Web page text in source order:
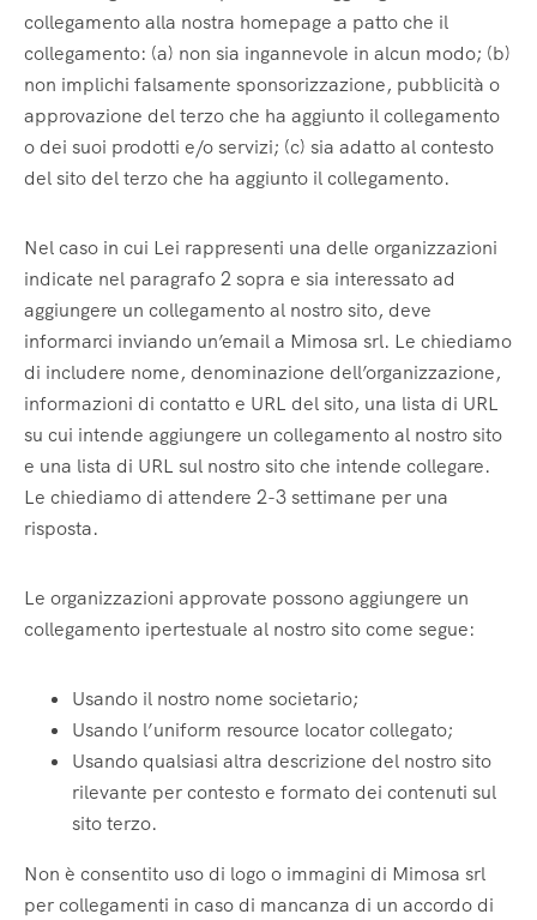
collegamento alla nostra homepage a patto che il
collegamento: (a) non sia ingannevole in alcun modo; (b)
non implichi falsamente sponsorizzazione, pubblicità o
approvazione del terzo che ha aggiunto il collegamento
o dei suoi prodotti e/o servizi; (c) sia adatto al contesto
del sito del terzo che ha aggiunto il collegamento.
Nel caso in cui Lei rappresenti una delle organizzazioni
indicate nel paragrafo 2 sopra e sia interessato ad
aggiungere un collegamento al nostro sito, deve
informarci inviando un’email a Mimosa srl. Le chiediamo
di includere nome, denominazione dell’organizzazione,
informazioni di contatto e URL del sito, una lista di URL
su cui intende aggiungere un collegamento al nostro sito
e una lista di URL sul nostro sito che intende collegare.
Le chiediamo di attendere 2-3 settimane per una
risposta.
Le organizzazioni approvate possono aggiungere un
collegamento ipertestuale al nostro sito come segue:
Usando il nostro nome societario;
Usando l’uniform resource locator collegato;
Usando qualsiasi altra descrizione del nostro sito
rilevante per contesto e formato dei contenuti sul
sito terzo.
Non è consentito uso di logo o immagini di Mimosa srl
per collegamenti in caso di mancanza di un accordo di